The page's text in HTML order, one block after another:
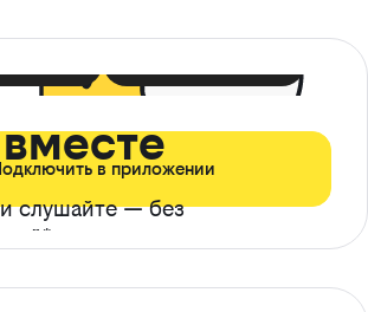
слушайте — без
в приложении